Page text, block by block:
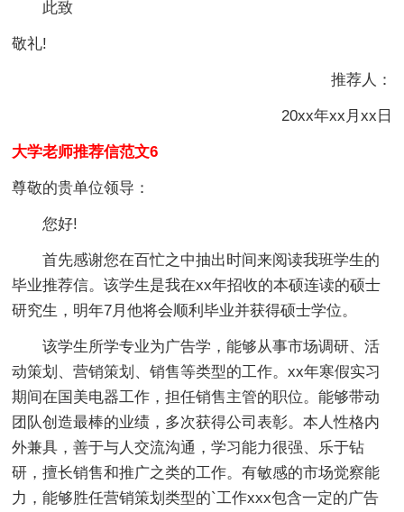
此致
敬礼!
推荐人：
20xx年xx月xx日
大学老师推荐信范文6
尊敬的贵单位领导：
您好!
首先感谢您在百忙之中抽出时间来阅读我班学生的
毕业推荐信。该学生是我在xx年招收的本硕连读的硕士
研究生，明年7月他将会顺利毕业并获得硕士学位。
该学生所学专业为广告学，能够从事市场调研、活
动策划、营销策划、销售等类型的工作。xx年寒假实习
期间在国美电器工作，担任销售主管的职位。能够带动
团队创造最棒的业绩，多次获得公司表彰。本人性格内
外兼具，善于与人交流沟通，学习能力很强、乐于钻
研，擅长销售和推广之类的工作。有敏感的市场觉察能
力，能够胜任营销策划类型的`工作xxx包含一定的广告